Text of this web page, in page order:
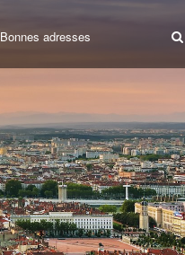
Bonnes adresses